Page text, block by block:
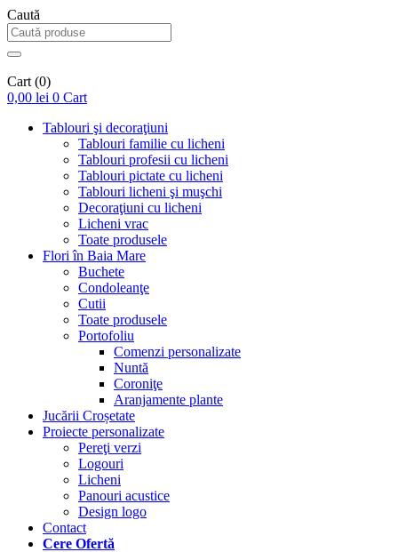
Caută
Cart (0)
0,00 lei 0 Cart
Tablouri şi decoraţiuni
Tablouri familie cu licheni
Tablouri profesii cu licheni
Tablouri pictate cu licheni
Tablouri licheni şi muşchi
Decoraţiuni cu licheni
Licheni vrac
Toate produsele
Flori în Baia Mare
Buchete
Condoleanţe
Cutii
Toate produsele
Portofoliu
Comenzi personalizate
Nuntă
Coroniţe
Aranjamente plante
Jucării Croșetate
Proiecte personalizate
Pereţi verzi
Logouri
Licheni
Panouri acustice
Design logo
Contact
Cere Ofertă